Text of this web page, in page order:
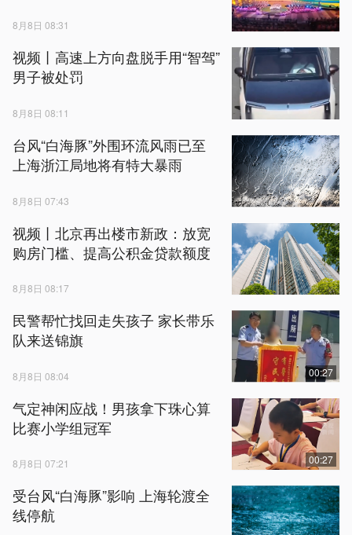
8月8日 08:31
视频丨高速上方向盘脱手用“智驾”
男子被处罚
8月8日 08:11
台风“白海豚”外围环流风雨已至
上海浙江局地将有特大暴雨
8月8日 07:43
视频丨北京再出楼市新政：放宽
购房门槛、提高公积金贷款额度
8月8日 08:17
民警帮忙找回走失孩子 家长带乐
队来送锦旗
8月8日 08:04 00:27
气定神闲应战！男孩拿下珠心算
比赛小学组冠军
8月8日 07:21 00:27
受台风“白海豚”影响 上海轮渡全
线停航